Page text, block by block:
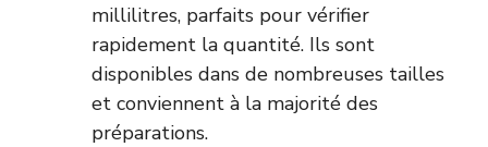
millilitres, parfaits pour vérifier
rapidement la quantité. Ils sont
disponibles dans de nombreuses tailles
et conviennent à la majorité des
préparations.